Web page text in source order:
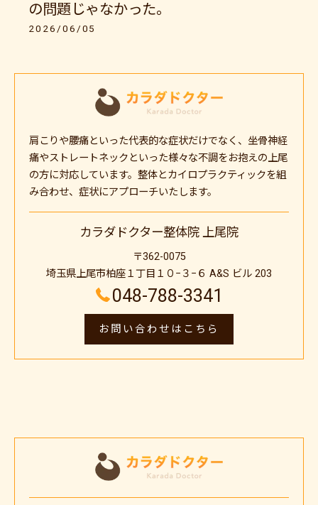
の問題じゃなかった。
2026/06/05
肩こりや腰痛といった代表的な症状だけでなく、坐骨神経
痛やストレートネックといった様々な不調をお抱えの上尾
の方に対応しています。整体とカイロプラクティックを組
み合わせ、症状にアプローチいたします。
カラダドクター整体院 上尾院
〒362-0075
埼玉県上尾市柏座１丁目１０−３−６ A&S ビル 203
048-788-3341
お問い合わせはこちら